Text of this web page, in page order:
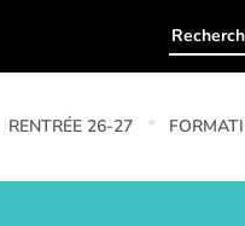
RENTRÉE 26-27